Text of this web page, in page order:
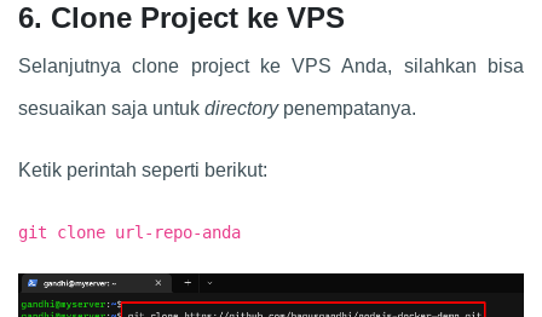
6. Clone Project ke VPS
Selanjutnya clone project ke VPS Anda, silahkan bisa
sesuaikan saja untuk directory penempatanya.
Ketik perintah seperti berikut:
git clone url-repo-anda